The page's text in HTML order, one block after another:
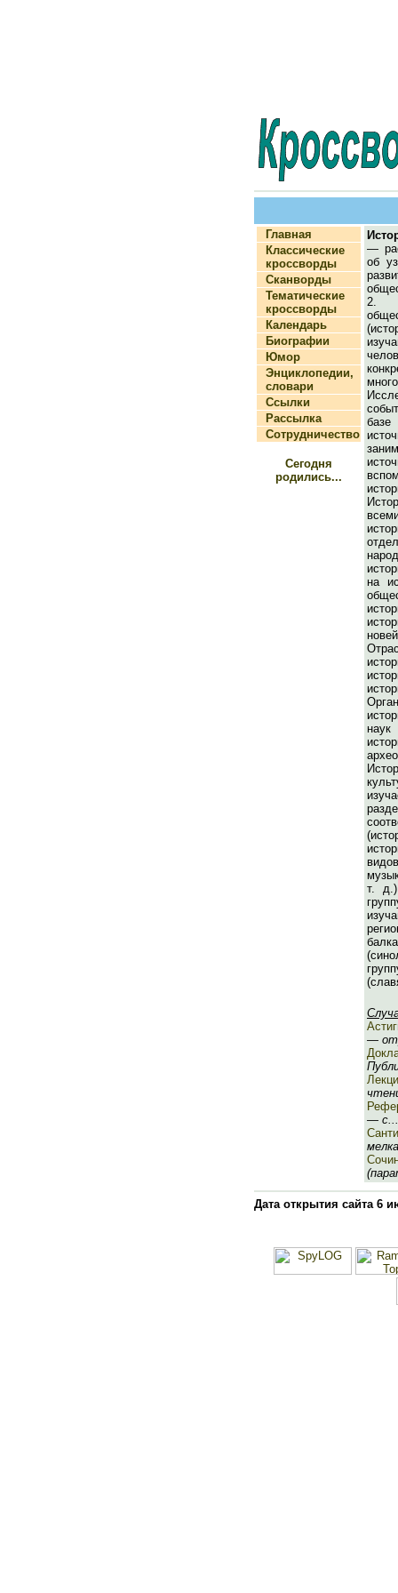
Главная
Классические
кроссворды
Сканворды
Тематические
кроссворды
Календарь
Биографии
Юмор
Энциклопедии,
словари
Ссылки
Рассылка
Сотрудничество
Сегодня
родились...
—
об
2.
на
т.
—
— с...
Дата открытия сайта 6